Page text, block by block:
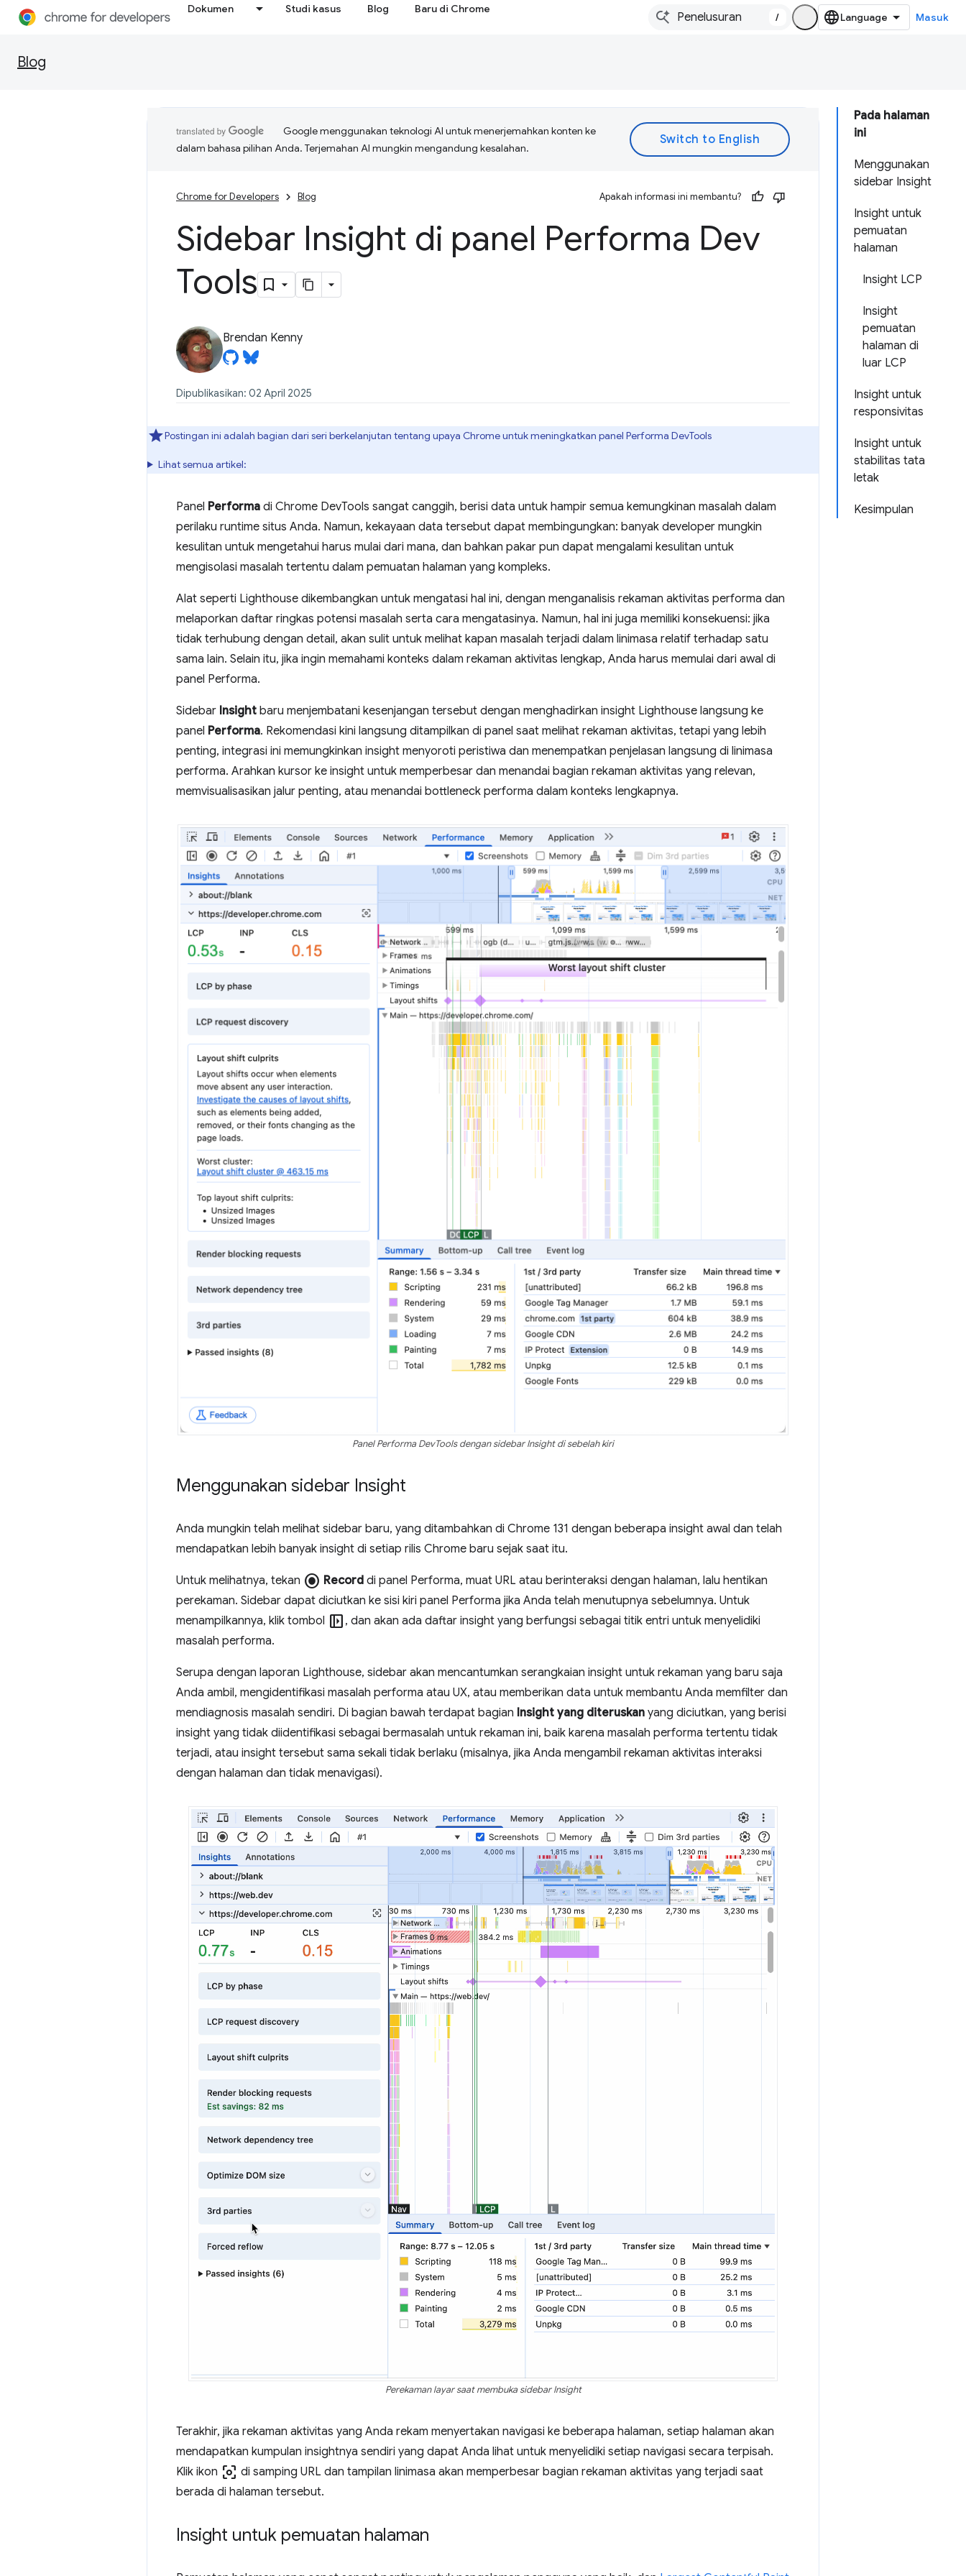
Dokumen Studi kasus Blog Baru di Chrome
/ Masuk
Blog
Pada halaman
ini
Menggunakan
sidebar Insight
Insight untuk
pemuatan
halaman
Insight LCP
Insight
pemuatan
halaman di
luar LCP
Insight untuk
responsivitas
Insight untuk
stabilitas tata
letak
Kesimpulan
Google menggunakan teknologi AI untuk menerjemahkan konten ke
dalam bahasa pilihan Anda. Terjemahan AI mungkin mengandung kesalahan.
Chrome for Developers Blog Apakah informasi ini membantu?
Sidebar Insight di panel Performa Dev
Tools
Brendan Kenny
Dipublikasikan: 02 April 2025
Postingan ini adalah bagian dari seri berkelanjutan tentang upaya Chrome untuk meningkatkan panel Performa DevTools
Lihat semua artikel:
Panel Performa di Chrome DevTools sangat canggih, berisi data untuk hampir semua kemungkinan masalah dalam
perilaku runtime situs Anda. Namun, kekayaan data tersebut dapat membingungkan: banyak developer mungkin
kesulitan untuk mengetahui harus mulai dari mana, dan bahkan pakar pun dapat mengalami kesulitan untuk
mengisolasi masalah tertentu dalam pemuatan halaman yang kompleks.
Alat seperti Lighthouse dikembangkan untuk mengatasi hal ini, dengan menganalisis rekaman aktivitas performa dan
melaporkan daftar ringkas potensi masalah serta cara mengatasinya. Namun, hal ini juga memiliki konsekuensi: jika
tidak terhubung dengan detail, akan sulit untuk melihat kapan masalah terjadi dalam linimasa relatif terhadap satu
sama lain. Selain itu, jika ingin memahami konteks dalam rekaman aktivitas lengkap, Anda harus memulai dari awal di
panel Performa.
Sidebar Insight baru menjembatani kesenjangan tersebut dengan menghadirkan insight Lighthouse langsung ke
panel Performa. Rekomendasi kini langsung ditampilkan di panel saat melihat rekaman aktivitas, tetapi yang lebih
penting, integrasi ini memungkinkan insight menyoroti peristiwa dan menempatkan penjelasan langsung di linimasa
performa. Arahkan kursor ke insight untuk memperbesar dan menandai bagian rekaman aktivitas yang relevan,
memvisualisasikan jalur penting, atau menandai bottleneck performa dalam konteks lengkapnya.
Panel Performa DevTools dengan sidebar Insight di sebelah kiri
Menggunakan sidebar Insight
Anda mungkin telah melihat sidebar baru, yang ditambahkan di Chrome 131 dengan beberapa insight awal dan telah
mendapatkan lebih banyak insight di setiap rilis Chrome baru sejak saat itu.
Untuk melihatnya, tekan radio_button_checked Record di panel Performa, muat URL atau berinteraksi dengan halaman, lalu hentikan
perekaman. Sidebar dapat diciutkan ke sisi kiri panel Performa jika Anda telah menutupnya sebelumnya. Untuk
menampilkannya, klik tombol left_panel_open , dan akan ada daftar insight yang berfungsi sebagai titik entri untuk menyelidiki
masalah performa.
Serupa dengan laporan Lighthouse, sidebar akan mencantumkan serangkaian insight untuk rekaman yang baru saja
Anda ambil, mengidentifikasi masalah performa atau UX, atau memberikan data untuk membantu Anda memfilter dan
mendiagnosis masalah sendiri. Di bagian bawah terdapat bagian Insight yang diteruskan yang diciutkan, yang berisi
insight yang tidak diidentifikasi sebagai bermasalah untuk rekaman ini, baik karena masalah performa tertentu tidak
terjadi, atau insight tersebut sama sekali tidak berlaku (misalnya, jika Anda mengambil rekaman aktivitas interaksi
dengan halaman dan tidak menavigasi).
Perekaman layar saat membuka sidebar Insight
Terakhir, jika rekaman aktivitas yang Anda rekam menyertakan navigasi ke beberapa halaman, setiap halaman akan
mendapatkan kumpulan insightnya sendiri yang dapat Anda lihat untuk menyelidiki setiap navigasi secara terpisah.
Klik ikon center_focus_weak di samping URL dan tampilan linimasa akan memperbesar bagian rekaman aktivitas yang terjadi saat
berada di halaman tersebut.
Insight untuk pemuatan halaman